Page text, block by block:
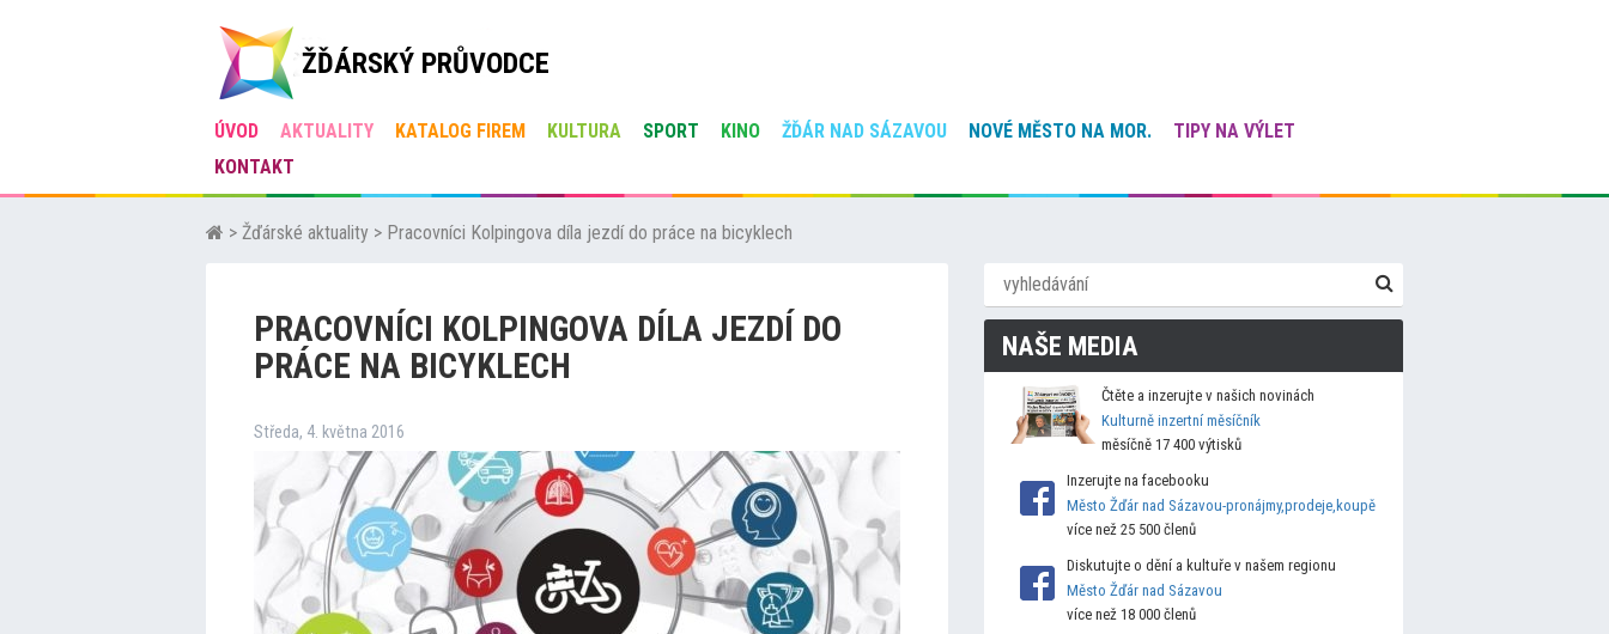
ŽĎÁRSKÝ PRŮVODCE
ÚVOD AKTUALITY KATALOG FIREM KULTURA SPORT KINO ŽĎÁR NAD SÁZAVOU NOVÉ MĚSTO NA MOR.
TIPY NA VÝLET
KONTAKT
> Žďárské aktuality > Pracovníci Kolpingova díla jezdí do práce na bicyklech
PRACOVNÍCI KOLPINGOVA DÍLA JEZDÍ DO
PRÁCE NA BICYKLECH
Středa, 4. května 2016
NAŠE MEDIA
Čtěte a inzerujte v našich novinách
Kulturně inzertní měsíčník
měsíčně 17 400 výtisků
Inzerujte na facebooku
Město Žďár nad Sázavou-pronájmy,prodeje,koupě
více než 25 500 členů
Diskutujte o dění a kultuře v našem regionu
Město Žďár nad Sázavou
více než 18 000 členů